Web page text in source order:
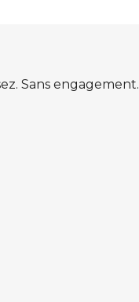
Sans engagement.